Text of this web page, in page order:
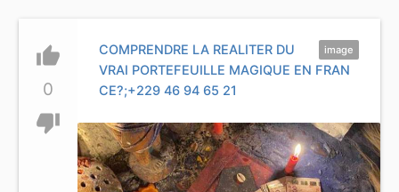
thumb_up
0
thumb_down
image
COMPRENDRE LA REALITER DU
VRAI PORTEFEUILLE MAGIQUE EN FRAN
CE?;+229 46 94 65 21